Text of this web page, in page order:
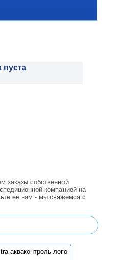
пуста
заказы собственной
компанией на
ее нам - мы свяжемся с